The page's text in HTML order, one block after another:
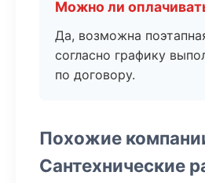
Можно ли
Да, возможна
согласно графику
по договору.
Похожие
Сантехнические